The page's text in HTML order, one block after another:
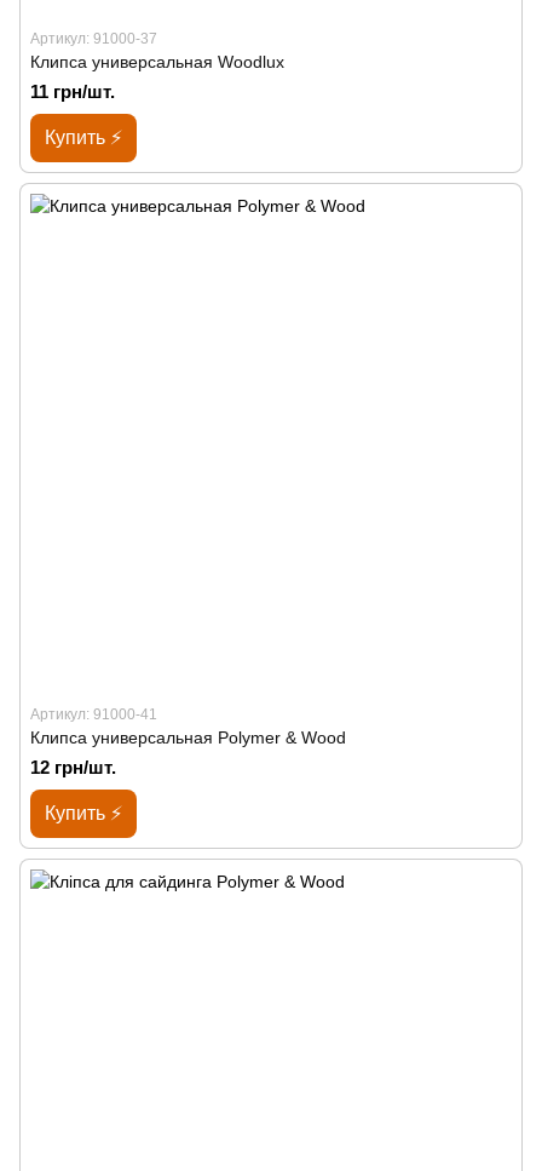
Артикул: 91000-37
Клипса универсальная Woodlux
11 грн/шт.
Купить ⚡
Артикул: 91000-41
Клипса универсальная Polymer & Wood
12 грн/шт.
Купить ⚡